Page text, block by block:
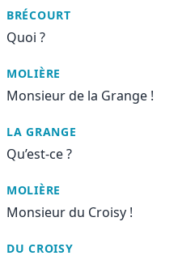
BRÉCOURT
Quoi ?
MOLIÈRE
Monsieur de la Grange !
LA GRANGE
Qu’est-ce ?
MOLIÈRE
Monsieur du Croisy !
DU CROISY